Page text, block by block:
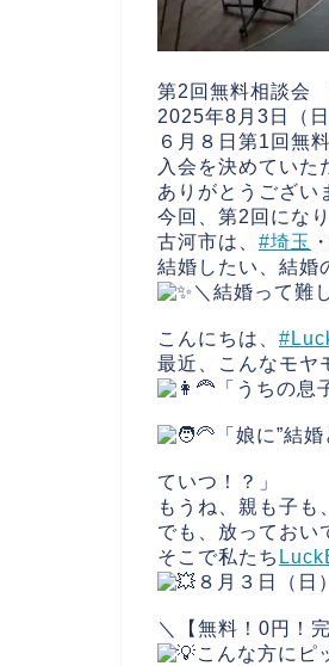
第2回無料相談
2025年8月3日（
６月８日第1回無
入会を決めていた
ありがとうござい
今回、第2回になり
古河市は、 #埼玉 ・
結婚したい、結婚
＼結婚って難
こんにちは、
最近、こんなモヤ
「うちの
「娘に”結
ていつ！？」
もうね、親も子も
でも、放っておい
そこで私たち
８月３日（日
＼【無料！0円！
こんな方にピ